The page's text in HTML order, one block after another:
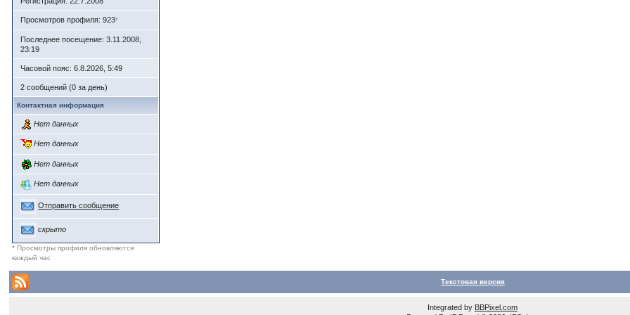
Просмотров профиля: 923*
Последнее посещение: 3.11.2008,
23:19
Часовой пояс: 6.8.2026, 5:49
2 сообщений (0 за день)
Контактная информация
Нет данных
Нет данных
Нет данных
Нет данных
Отправить сообщение
скрыто
* Просмотры профиля обновляются
каждый час
Текстовая версия
Integrated by BBPixel.com